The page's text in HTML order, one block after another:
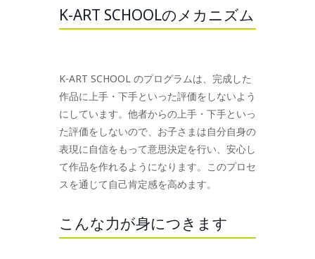
K-ART SCHOOLのメカニズム
K-ART SCHOOL のプログラムは、完成した
作品に上手・下手といった評価をしないよう
にしています。他者からの上手・下手といっ
た評価をしないので、お子さまは自分自身の
表現に自信をもって意思決定を行い、安心し
て作品を作れるようになります。このプロセ
スを通じて自己肯定感を高めます。
こんな力が身につきます